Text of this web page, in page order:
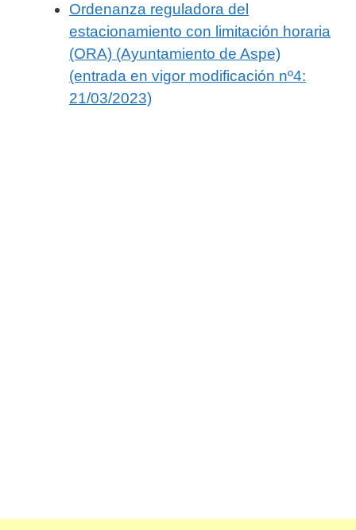
Ordenanza reguladora del
estacionamiento con limitación horaria
(ORA) (Ayuntamiento de Aspe)
(entrada en vigor modificación nº4:
21/03/2023)